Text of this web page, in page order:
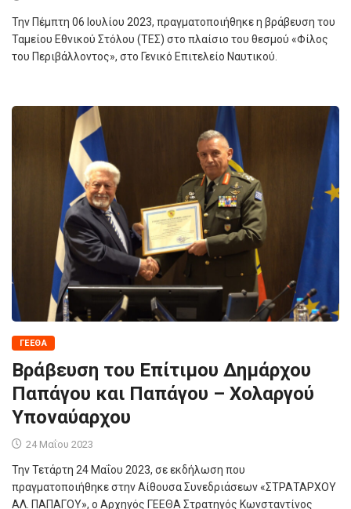
Την Πέμπτη 06 Ιουλίου 2023, πραγματοποιήθηκε η βράβευση του
Ταμείου Εθνικού Στόλου (ΤΕΣ) στο πλαίσιο του θεσμού «Φίλος
του Περιβάλλοντος», στο Γενικό Επιτελείο Ναυτικού.
ΓΕΕΘΑ
Βράβευση του Επίτιμου Δημάρχου
Παπάγου και Παπάγου – Χολαργού
Υποναύαρχου
24 Μαΐου 2023
Την Τετάρτη 24 Μαΐου 2023, σε εκδήλωση που
πραγματοποιήθηκε στην Αίθουσα Συνεδριάσεων «ΣΤΡΑΤΑΡΧΟΥ
ΑΛ. ΠΑΠΑΓΟΥ», ο Αρχηγός ΓΕΕΘΑ Στρατηγός Κωνσταντίνος